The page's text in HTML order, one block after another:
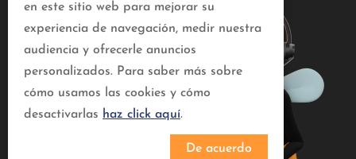
en este sitio web para mejorar su
experiencia de navegación, medir nuestra
audiencia y ofrecerle anuncios
personalizados. Para saber más sobre
cómo usamos las cookies y cómo
desactivarlas haz click aquí.
De acuerdo